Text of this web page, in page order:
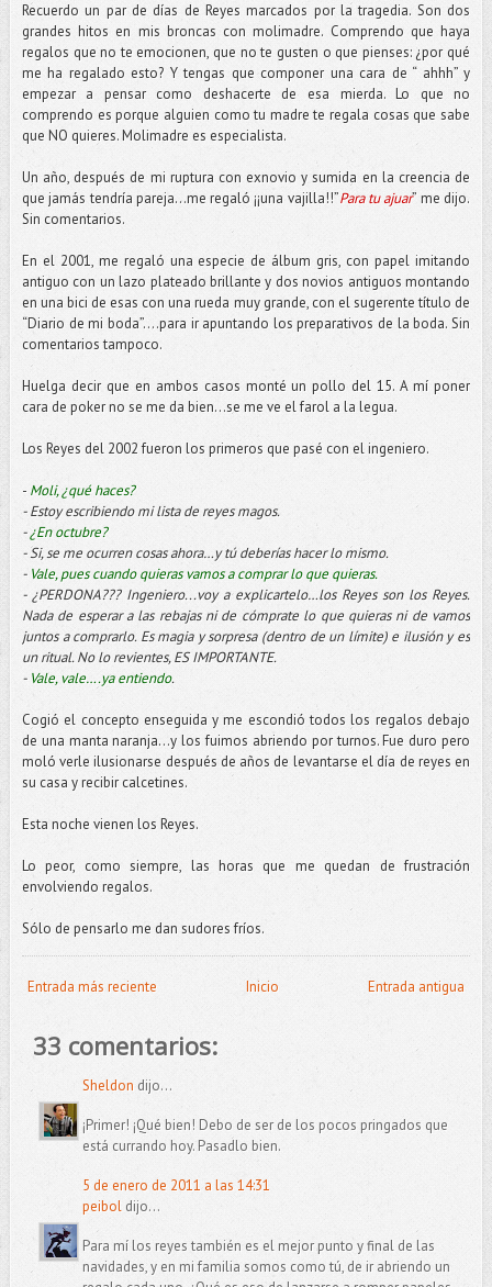
Recuerdo un par de días de Reyes marcados por la tragedia. Son dos
grandes hitos en mis broncas con molimadre. Comprendo que haya
regalos que no te emocionen, que no te gusten o que pienses: ¿por qué
me ha regalado esto? Y tengas que componer una cara de “ ahhh” y
empezar a pensar como deshacerte de esa mierda. Lo que no
comprendo es porque alguien como tu madre te regala cosas que sabe
que NO quieres. Molimadre es especialista.
Un año, después de mi ruptura con exnovio y sumida en la creencia de
que jamás tendría pareja...me regaló ¡¡una vajilla!!”Para tu ajuar” me dijo.
Sin comentarios.
En el 2001, me regaló una especie de álbum gris, con papel imitando
antiguo con un lazo plateado brillante y dos novios antiguos montando
en una bici de esas con una rueda muy grande, con el sugerente título de
“Diario de mi boda”….para ir apuntando los preparativos de la boda. Sin
comentarios tampoco.
Huelga decir que en ambos casos monté un pollo del 15. A mí poner
cara de poker no se me da bien...se me ve el farol a la legua.
Los Reyes del 2002 fueron los primeros que pasé con el ingeniero.
- Moli, ¿qué haces?
- Estoy escribiendo mi lista de reyes magos.
-¿En octubre?
- Si, se me ocurren cosas ahora…y tú deberías hacer lo mismo.
- Vale, pues cuando quieras vamos a comprar lo que quieras.
- ¿PERDONA??? Ingeniero...voy a explicartelo…los Reyes son los Reyes.
Nada de esperar a las rebajas ni de cómprate lo que quieras ni de vamos
juntos a comprarlo. Es magia y sorpresa (dentro de un límite) e ilusión y es
un ritual. No lo revientes, ES IMPORTANTE.
- Vale, vale….ya entiendo.
Cogió el concepto enseguida y me escondió todos los regalos debajo
de una manta naranja…y los fuimos abriendo por turnos. Fue duro pero
moló verle ilusionarse después de años de levantarse el día de reyes en
su casa y recibir calcetines.
Esta noche vienen los Reyes.
Lo peor, como siempre, las horas que me quedan de frustración
envolviendo regalos.
Sólo de pensarlo me dan sudores fríos.
Entrada más reciente Entrada antigua
Inicio
33 comentarios:
Sheldon dijo...
¡Primer! ¡Qué bien! Debo de ser de los pocos pringados que
está currando hoy. Pasadlo bien.
5 de enero de 2011 a las 14:31
peiboldijo...
Para mí los reyes también es el mejor punto y final de las
navidades, y en mi familia somos como tú, de ir abriendo un